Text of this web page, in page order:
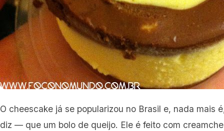
O cheescake já se popularizou no Brasil e, nada mais
diz — que um bolo de queijo. Ele é feito com